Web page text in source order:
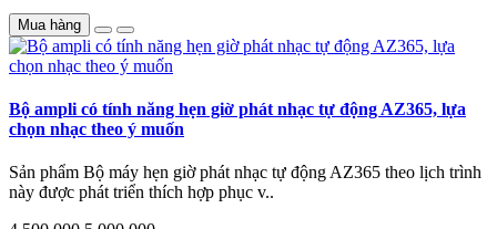
Mua hàng
Bộ ampli có tính năng hẹn giờ phát nhạc tự động AZ365, lựa
chọn nhạc theo ý muốn
Sản phẩm Bộ máy hẹn giờ phát nhạc tự động AZ365 theo lịch trình
này được phát triển thích hợp phục v..